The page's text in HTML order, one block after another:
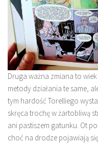
Druga ważna zmiana to
metody działania te same,
tym hardość Torelliego
skręca trochę w żartobliwą
ani pastiszem gatunku. Ot
choć na drodze pojawiają